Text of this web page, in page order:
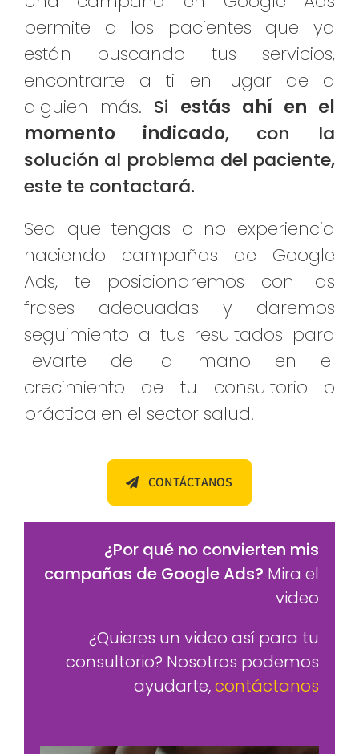
permite a los pacientes que ya
están buscando tus servicios,
encontrarte a ti en lugar de a
alguien más. Si estás ahí en el
momento indicado, con la
solución al problema del paciente,
este te contactará.
Sea que tengas o no experiencia
haciendo campañas de Google
Ads, te posicionaremos con las
frases adecuadas y daremos
seguimiento a tus resultados para
llevarte de la mano en el
crecimiento de tu consultorio o
práctica en el sector salud.
CONTÁCTANOS
¿Por qué no convierten mis
campañas de Google Ads? Mira el
video
¿Quieres un video así para tu
consultorio? Nosotros podemos
ayudarte,contáctanos